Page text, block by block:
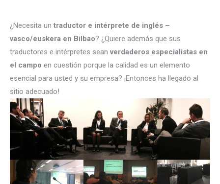
¿Necesita un traductor e intérprete de inglés –
vasco/euskera en Bilbao? ¿Quiere además que sus
traductores e intérpretes sean verdaderos especialistas en
el campo en cuestión porque la calidad es un elemento
esencial para usted y su empresa? ¡Entonces ha llegado al
sitio adecuado!